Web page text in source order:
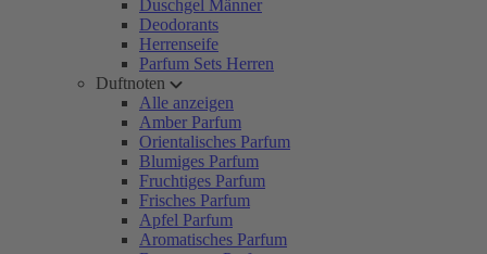
Duschgel Männer
Deodorants
Herrenseife
Parfum Sets Herren
Duftnoten
Alle anzeigen
Amber Parfum
Orientalisches Parfum
Blumiges Parfum
Fruchtiges Parfum
Frisches Parfum
Apfel Parfum
Aromatisches Parfum